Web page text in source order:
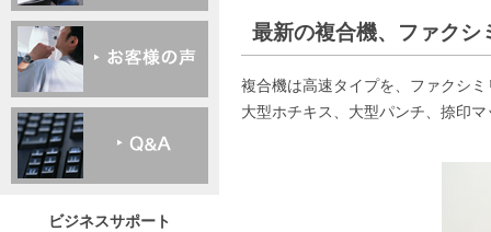
最新の複合機、ファクシ
複合機は高速タイプを、ファクシ
大型ホチキス、大型パンチ、捺印
ビジネスサポート